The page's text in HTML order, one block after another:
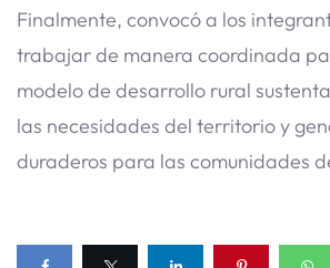
Finalmente, convocó a los
trabajar de manera coordinada
modelo de desarrollo rural
las necesidades del territorio y
duraderos para las comunidades